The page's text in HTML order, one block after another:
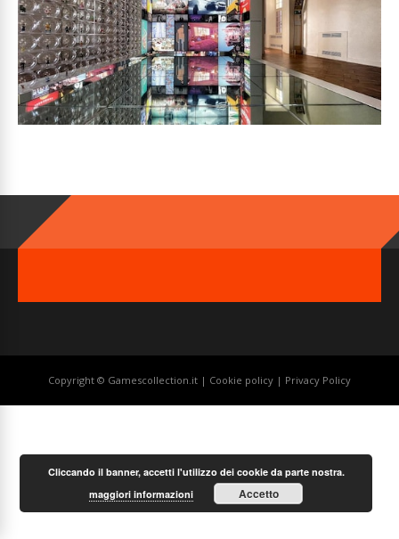
Copyright © Gamescollection.it | Cookie policy | Privacy Policy
Cliccando il banner, accetti l'utilizzo dei cookie da parte nostra.
maggiori informazioni
Accetto